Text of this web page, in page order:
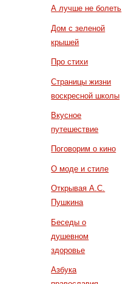
А лучше не болеть
Дом с зеленой
крышей
Про стихи
Страницы жизни
воскресной школы
Вкусное
путешествие
Поговорим о кино
О моде и стиле
Открывая А.С.
Пушкина
Беседы о
душевном
здоровье
Азбука